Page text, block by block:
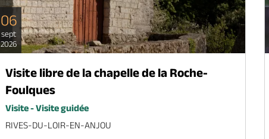
06
sept
2026
Visite libre de la chapelle de la Roche-
Foulques
Visite - Visite guidée
RIVES-DU-LOIR-EN-ANJOU